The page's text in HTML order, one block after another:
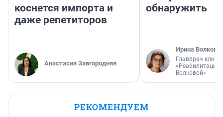
коснется импорта и
даже репетиторов
Анастасия Завгородняя
обнаружить
Ирина Волкова
Главврач
«Реабилитация
Волковой»
РЕКОМЕНДУЕМ